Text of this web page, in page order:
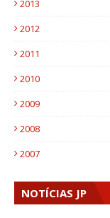
2013
2012
2011
2010
2009
2008
2007
NOTÍCIAS JP